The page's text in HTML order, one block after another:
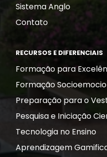
Sistema Anglo
Contato
RECURSOS E DIFERENCIAIS
Formação para
Formação
Preparação para o
Pesquisa e Iniciação
Tecnologia no Ensino
Aprendizagem